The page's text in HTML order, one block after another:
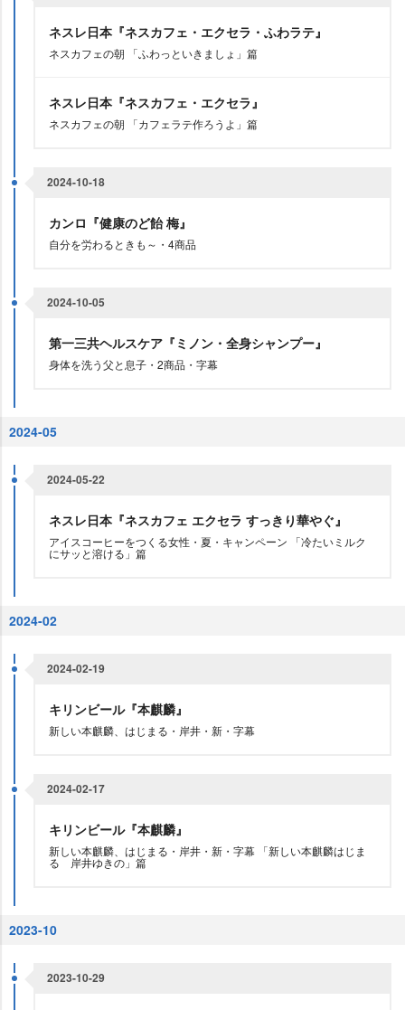
ネスレ日本『ネスカフェ・エクセラ・ふわラテ』
ネスカフェの朝 「ふわっといきましょ」篇
ネスレ日本『ネスカフェ・エクセラ』
ネスカフェの朝 「カフェラテ作ろうよ」篇
2024-10-18
カンロ『健康のど飴 梅』
自分を労わるときも～・4商品
2024-10-05
第一三共ヘルスケア『ミノン・全身シャンプー』
身体を洗う父と息子・2商品・字幕
2024-05
2024-05-22
ネスレ日本『ネスカフェ エクセラ すっきり華やぐ』
アイスコーヒーをつくる女性・夏・キャンペーン 「冷たいミルク
にサッと溶ける」篇
2024-02
2024-02-19
キリンビール『本麒麟』
新しい本麒麟、はじまる・岸井・新・字幕
2024-02-17
キリンビール『本麒麟』
新しい本麒麟、はじまる・岸井・新・字幕 「新しい本麒麟はじま
る 岸井ゆきの」篇
2023-10
2023-10-29